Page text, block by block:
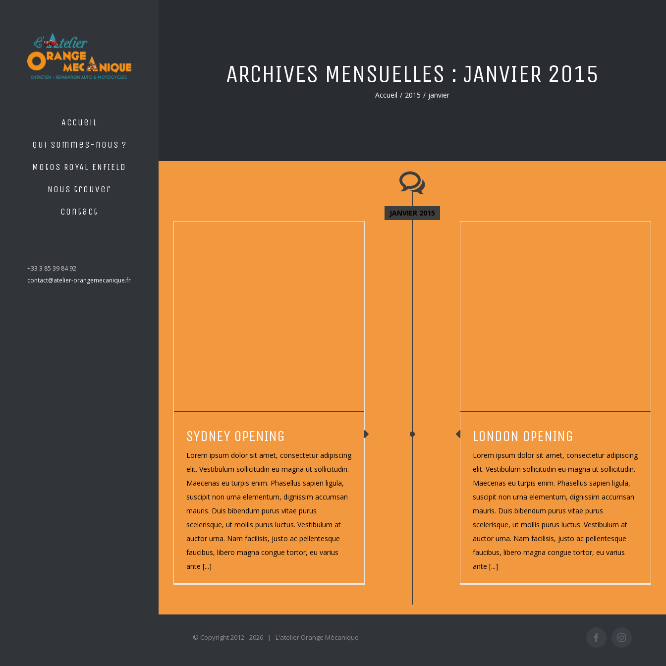
Accueil
Qui sommes-nous ?
Motos ROYAL ENFIELD
Nous trouver
Contact
+33 3 85 39 84 92
contact@atelier-orangemecanique.fr
ARCHIVES MENSUELLES : JANVIER 2015
Accueil / 2015 / janvier
JANVIER 2015
SYDNEY OPENING
Lorem ipsum dolor sit amet, consectetur adipiscing
elit. Vestibulum sollicitudin eu magna ut sollicitudin.
Maecenas eu turpis enim. Phasellus sapien ligula,
suscipit non urna elementum, dignissim accumsan
mauris. Duis bibendum purus vitae purus
scelerisque, ut mollis purus luctus. Vestibulum at
auctor urna. Nam facilisis, justo ac pellentesque
faucibus, libero magna congue tortor, eu varius
ante [...]
LONDON OPENING
Lorem ipsum dolor sit amet, consectetur adipiscing
elit. Vestibulum sollicitudin eu magna ut sollicitudin.
Maecenas eu turpis enim. Phasellus sapien ligula,
suscipit non urna elementum, dignissim accumsan
mauris. Duis bibendum purus vitae purus
scelerisque, ut mollis purus luctus. Vestibulum at
auctor urna. Nam facilisis, justo ac pellentesque
faucibus, libero magna congue tortor, eu varius
ante [...]
© Copyright 2012 -2026 | L'atelier Orange Mécanique FacebookInstagram